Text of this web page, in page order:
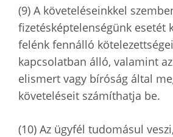
(9) A követeléseinkkel
fizetésképtelenségünk esetét
felénk fennálló
kapcsolatban álló, valamint
elismert vagy bíróság által
követeléseit számíthatja be.
(10) Az ügyfél tudomásul